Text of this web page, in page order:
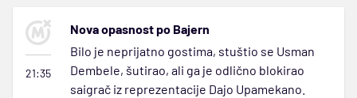
21:35
Nova opasnost po Bajern
Bilo je neprijatno gostima, stuštio se Usman
Dembele, šutirao, ali ga je odlično blokirao
saigrač iz reprezentacije Dajo Upamekano.